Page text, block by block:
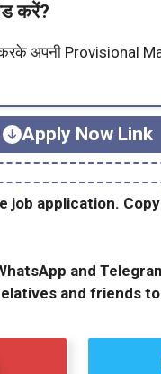
करें?
करके अपनी Provisional
Apply Now Link
job application.
and
and friends